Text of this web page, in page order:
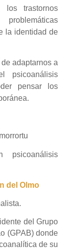
trastornos
la identidad de
adaptarnos a
psicoanálisis
pensar los
del Olmo
del Grupo
(GPAB) donde
de su